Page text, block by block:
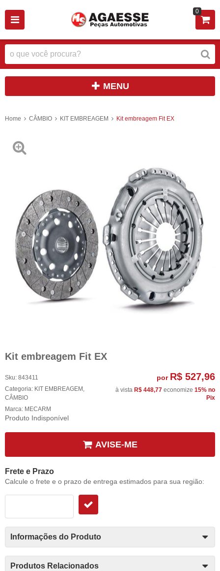
0
MENU
Home CÂMBIO KIT EMBREAGEM Kit embreagem Fit EX
Kit embreagem Fit EX
Sku: 843411
Categoria: KIT EMBREAGEM ,
CÂMBIO
Marca: MECARM
Produto Indisponível
por R$ 527,96
à vista R$ 448,77 economize 15% no
Pix
AVISE-ME
Frete e Prazo
Calcule o frete e o prazo de entrega estimados para sua região:
Informações do Produto
Produtos Relacionados